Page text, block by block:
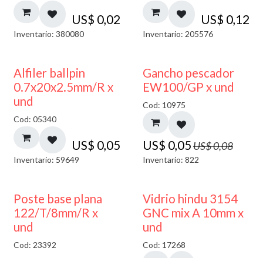
US$ 0,02
Inventario: 380080
US$ 0,12
Inventario: 205576
Alfiler ballpin
0.7x20x2.5mm/R x
und
Cod: 05340
US$ 0,05
Inventario: 59649
40% DESCUENTO
Gancho pescador
EW100/GP x und
Cod: 10975
US$ 0,05US$0,08
Inventario: 822
Poste base plana
122/T/8mm/R x
und
Cod: 23392 40% DESCUENTO
Vidrio hindu 3154
GNC mix A 10mm x
und
Cod: 17268